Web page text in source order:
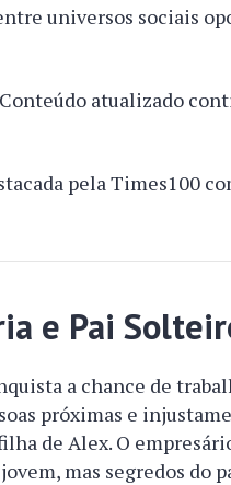
universos sociais
Conteúdo atualizado
pela Times100
e Pai
a chance de
próximas e
de Alex. O
mas segredos do